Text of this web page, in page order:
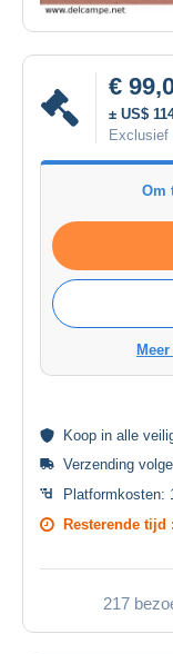
€
± US$
Exclusief
Om
Koop in alle
Verzending
Platformkosten:
Resterende tijd :
217